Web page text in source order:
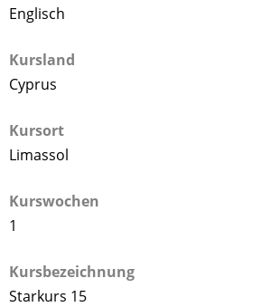
Englisch
Kursland
Cyprus
Kursort
Limassol
Kurswochen
1
Kursbezeichnung
Starkurs 15